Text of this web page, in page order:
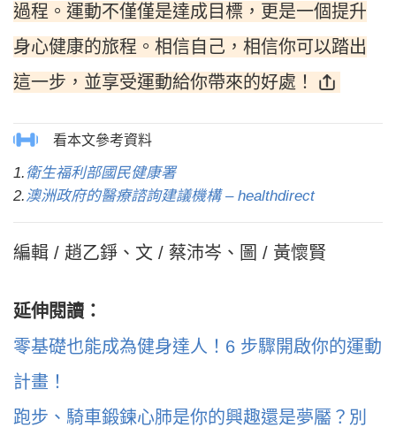
過程。運動不僅僅是達成目標，更是一個提升
身心健康的旅程。相信自己，相信你可以踏出
這一步，並享受運動給你帶來的好處！
1. 衛生福利部國民健康署
2.澳洲政府的醫療諮詢建議機構 – healthdirect
編輯 / 趙乙錚、文 / 蔡沛岑、圖 / 黃懷賢
延伸閱讀：
零基礎也能成為健身達人！6 步驟開啟你的運動
計畫！
跑步、騎車鍛鍊心肺是你的興趣還是夢靨？別